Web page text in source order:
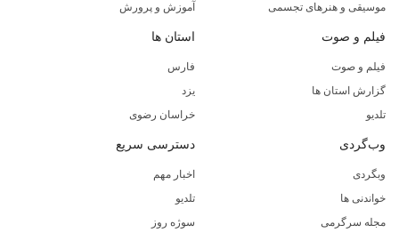
موسیقی و هنرهای تجسمی
آموزش و پرورش
فیلم و صوت
فیلم و صوت
گزارش استان ها
تلدیو
استان ها
فارس
یزد
خراسان رضوی
وب‌گردی
وبگردی
خواندنی ها
مجله سرگرمی
دسترسی سریع
اخبار مهم
تلدیو
سوژه روز